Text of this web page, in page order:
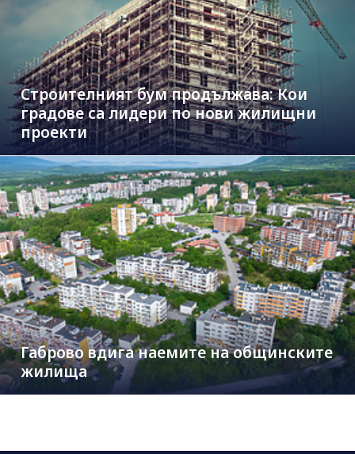
Строителният бум продължава: Кои
градове са лидери по нови жилищни
проекти
Габрово вдига наемите на общинските
жилища